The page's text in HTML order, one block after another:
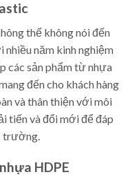
thể không nói đến
nhiều năm kinh nghiệm
các sản phẩm từ nhựa
đến cho khách hàng
và thân thiện với môi
tiến và đổi mới để đáp
trường.
HDPE